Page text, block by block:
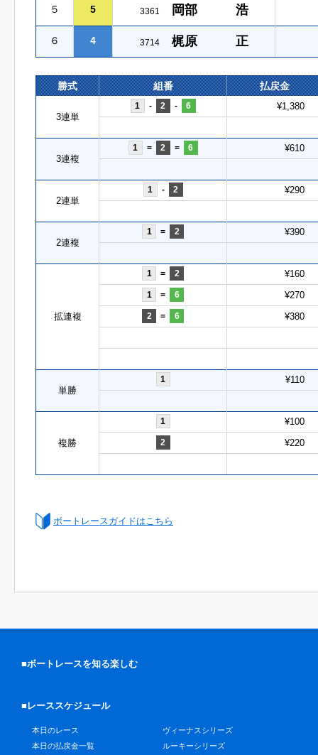
５ 5 3361 岡部 浩
６ 4 3714 梶原 正
勝式 組番 払戻金
3連単
1 - 2 - 6 ¥1,380
3連複
1 = 2 = 6 ¥610
2連単
1 - 2 ¥290
2連複
1 = 2 ¥390
拡連複
1 = 2 ¥160
1 = 6 ¥270
2 = 6 ¥380
単勝
1 ¥110
複勝
1 ¥100
2 ¥220
ボートレースガイドはこちら
■ボートレースを知る楽しむ
■レーススケジュール
本日のレース
本日の払戻金一覧
ヴィーナスシリーズ
ルーキーシリーズ